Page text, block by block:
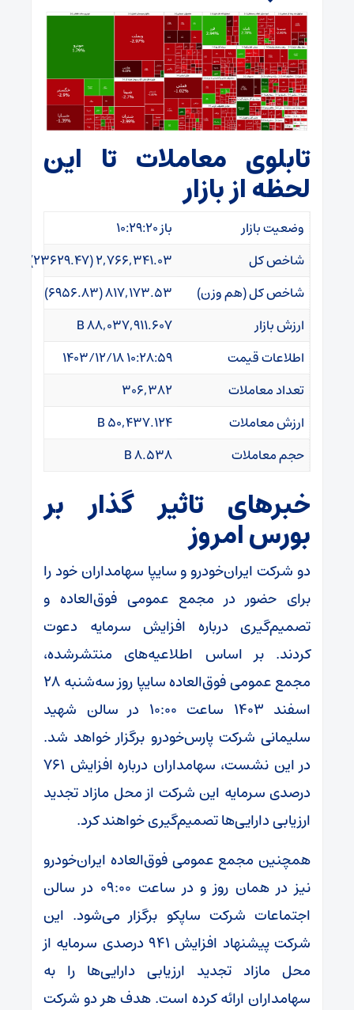
تابلوی معاملات تا این
لحظه از بازار
وضعیت بازار
باز ۱۰:۲۹:۲۰
شاخص کل
۲,۷۶۶,۳۴۱.۰۳ (۲۳۶۲۹.۴۷)
شاخص کل (هم وزن)
۸۱۷,۱۷۳.۵۳ (۶۹۵۶.۸۳)
ارزش بازار
۸۸,۰۳۷,۹۱۱.۶۰۷ B
اطلاعات قیمت
۱۴۰۳/۱۲/۱۸ ۱۰:۲۸:۵۹
تعداد معاملات
۳۰۶,۳۸۲
ارزش معاملات
۵۰,۴۳۷.۱۲۴ B
حجم معاملات
۸.۵۳۸ B
خبرهای تاثیر گذار بر
بورس امروز
دو شرکت ایران‌خودرو و سایپا سهامداران خود را
برای حضور در مجمع عمومی فوق‌العاده و
تصمیم‌گیری درباره افزایش سرمایه دعوت
کردند. بر اساس اطلاعیه‌های منتشرشده،
مجمع عمومی فوق‌العاده سایپا روز سه‌شنبه ۲۸
اسفند ۱۴۰۳ ساعت ۱۰:۰۰ در سالن شهید
سلیمانی شرکت پارس‌خودرو برگزار خواهد شد.
در این نشست، سهامداران درباره افزایش ۷۶۱
درصدی سرمایه این شرکت از محل مازاد تجدید
ارزیابی دارایی‌ها تصمیم‌گیری خواهند کرد.
همچنین مجمع عمومی فوق‌العاده ایران‌خودرو
نیز در همان روز و در ساعت ۰۹:۰۰ در سالن
اجتماعات شرکت ساپکو برگزار می‌شود. این
شرکت پیشنهاد افزایش ۹۴۱ درصدی سرمایه از
محل مازاد تجدید ارزیابی دارایی‌ها را به
سهامداران ارائه کرده است. هدف هر دو شرکت